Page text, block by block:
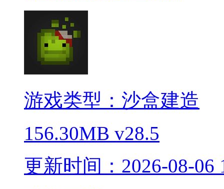
游戏类型：沙盒建造
156.30MB v28.5
更新时间：2026-08-06